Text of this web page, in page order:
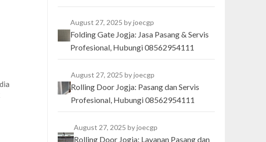
August 27, 2025 by joecgp
Folding Gate Jogja: Jasa Pasang & Servis
Profesional, Hubungi 08562954111
August 27, 2025 by joecgp
Rolling Door Jogja: Pasang dan Servis
Profesional, Hubungi 08562954111
August 27, 2025 by joecgp
Rolling Door Jogja: Layanan Pasang dan